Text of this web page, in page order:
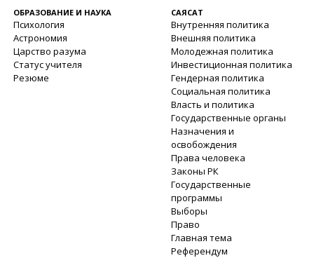
ОБРАЗОВАНИЕ И НАУКА
Психология
Астрономия
Царство разума
Статус учителя
Резюме
САЯСАТ
Внутренняя политика
Внешняя политика
Молодежная политика
Инвестиционная политика
Гендерная политика
Социальная политика
Власть и политика
Государственные органы
Назначения и
освобождения
Права человека
Законы РК
Государственные
программы
Выборы
Право
Главная тема
Референдум